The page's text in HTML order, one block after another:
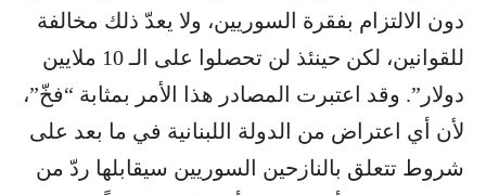
دون الالتزام بفقرة السوريين، ولا يعدّ ذلك مخالفة
للقوانين، لكن حينئذ لن تحصلوا على الـ 10 ملايين
دولار”. وقد اعتبرت المصادر هذا الأمر بمثابة “فخّ”،
لأن أي اعتراض من الدولة اللبنانية في ما بعد على
شروط تتعلق بالنازحين السوريين سيقابلها ردّ من